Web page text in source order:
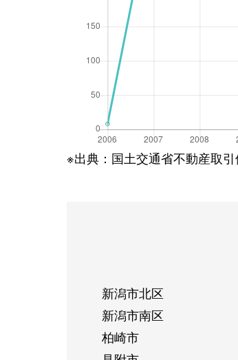
※出典：国土交通省不動産取
新潟市北区
新潟市南区
柏崎市